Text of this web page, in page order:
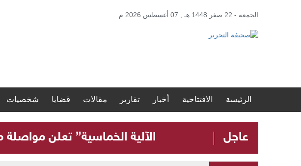
الجمعة - 22 صفر 1448 هـ , 07 أغسطس 2026 م
الرئيسة الافتتاحية أخبار تقارير مقالات قضايا شخصيات
عاجل الآلية الخماسية” تعلن مواصلة